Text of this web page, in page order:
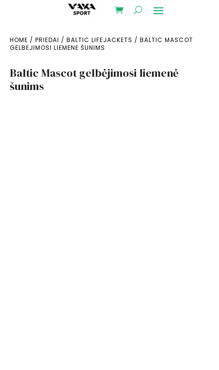
HOME / PRIEDAI / BALTIC LIFEJACKETS / BALTIC MASCOT
GELBĖJIMOSI LIEMENĖ ŠUNIMS
Baltic Mascot gelbėjimosi liemenė
šunims